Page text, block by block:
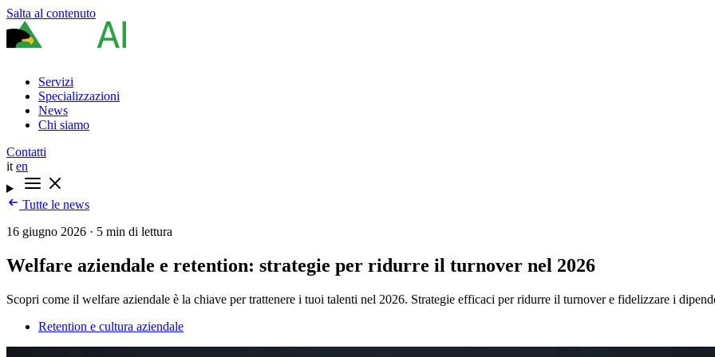
Salta al contenuto
Servizi
Specializzazioni
News
Chi siamo
Contatti
it en
Tutte le news
16 giugno 2026 · 5 min di lettura
Welfare aziendale e retention: strategie per ridurre il turnover nel 2026
Scopri come il welfare aziendale è la chiave per trattenere i tuoi talenti nel 2026. Strategie efficaci per ridurre il turnover e fidelizzare i
Retention e cultura aziendale